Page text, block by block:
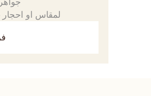
لمقاس او احجار